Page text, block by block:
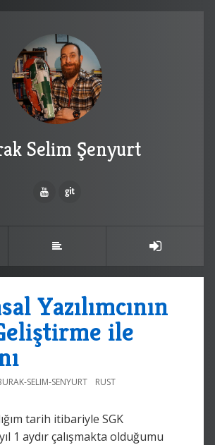
Selim Şenyurt
Yazılımcının
ile
SELIM-SENYURT RUST
tarih itibariyle SGK
1 aydır çalışmakta olduğumu